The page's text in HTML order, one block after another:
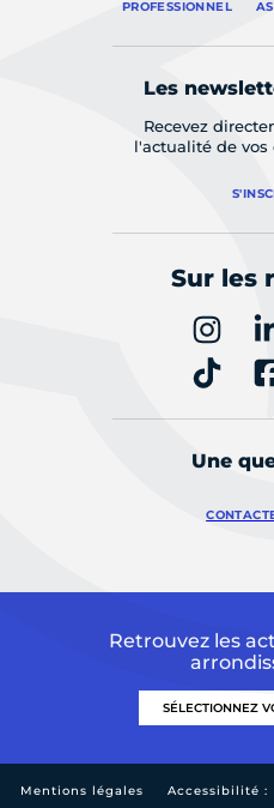
PROFESSIONNEL
Les
Recevez
l'actualité de
Sur les
Une
Retrouvez les
Mentions légales Accessibilité :